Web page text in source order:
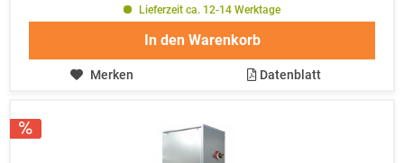
Lieferzeit ca. 12-14 Werktage
In den Warenkorb
Merken Datenblatt